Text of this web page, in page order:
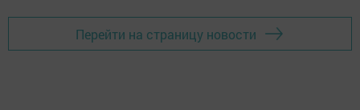
Перейти на страницу новости